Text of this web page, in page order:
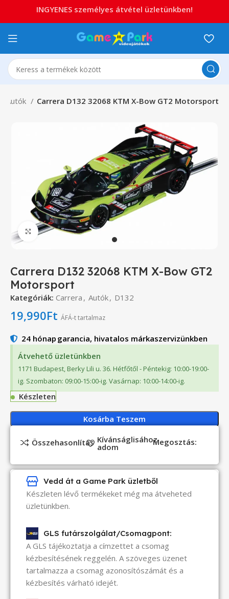
Autók Carrera D132 32068 KTM X-Bow GT2 Motorsport
Click to enlarge
Carrera D132 32068 KTM X-Bow GT2
Motorsport
Kategóriák: Carrera , Autók, D132
19,990Ft ÁFÁ-t tartalmaz
24 hónap garancia, hivatalos márkaszervizünkben
Átvehető üzletünkben
1171 Budapest, Berky Lili u. 36. Hétfőtől - Péntekig: 10:00-19:00-
ig. Szombaton: 09:00-15:00-ig. Vasárnap: 10:00-14:00-ig.
Készleten
Kosárba Teszem
Összehasonlítás Kívánságlisához
adom Megosztás:
Vedd át a Game Park üzletből
Készleten lévő termékeket még ma átveheted
üzletünkben.
GLS futárszolgálat/Csomagpont:
A GLS tájékoztatja a címzettet a csomag
kézbesítésének reggelén. A szöveges üzenet
tartalmazza a csomag azonosítószámát és a
kézbesítés várható idejét.
INGYENES személyes átvétel üzletünkben!